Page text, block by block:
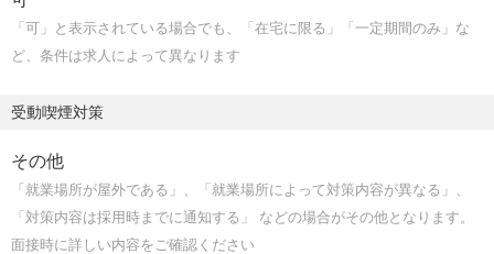
栃木、愛知、静岡、岐阜、三重、大阪、京都、兵庫、滋
賀、奈良、和歌山
様々な拠点がありますが、ご希望を優先させていただきま
許調査の経験自体は、必ずしも必要ありません。
当社は、調査に関するスキルはこれから身に付けるものと
考えており、むしろ、一朝一夕では身に付かない技術経験
もちろん、特許調査の経験のある方も歓迎です。
【募集技術分野の詳細】
電池の接続・端子、電池用電極の担体または集電体、一次
電池、電池のセパレータ、電池の電槽・外装及び封口、混
成電池、電池の電極及び活物質、二次電池（鉛及びアルカ
「可」と表示されている場合でも、「在宅に限る」「一定期間のみ」な
ど、条件は求人によって異なります
受動喫煙対策
その他
「就業場所が屋外である」、「就業場所によって対策内容が異なる」、
「対策内容は採用時までに通知する」 などの場合がその他となります。
面接時に詳しい内容をご確認ください